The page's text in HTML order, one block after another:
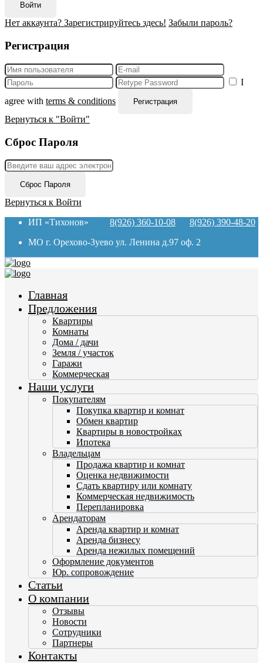
Войти
Нет аккаунта? Зарегистрируйтесь здесь! Забыли пароль?
Регистрация
I
agree with terms & conditions Регистрация
Вернуться к "Войти"
Сброс Пароля
Сброс Пароля
Вернуться к Войти
ИП «Тихонов» 8(926) 360-10-08
8(926) 390-48-20
МО г. Орехово-Зуево ул. Ленина д.97 оф. 2
Главная
Предложения
Квартиры
Комнаты
Дома / дачи
Земля / участок
Гаражи
Коммерческая
Наши услуги
Покупателям
Покупка квартир и комнат
Обмен квартир
Квартиры в новостройках
Ипотека
Владельцам
Продажа квартир и комнат
Оценка недвижимости
Сдать квартиру или комнату
Коммерческая недвижимость
Перепланировка
Арендаторам
Аренда квартир и комнат
Аренда бизнесу
Аренда нежилых помещений
Оформление документов
Юр. сопровождение
Статьи
О компании
Отзывы
Новости
Сотрудники
Партнеры
Контакты